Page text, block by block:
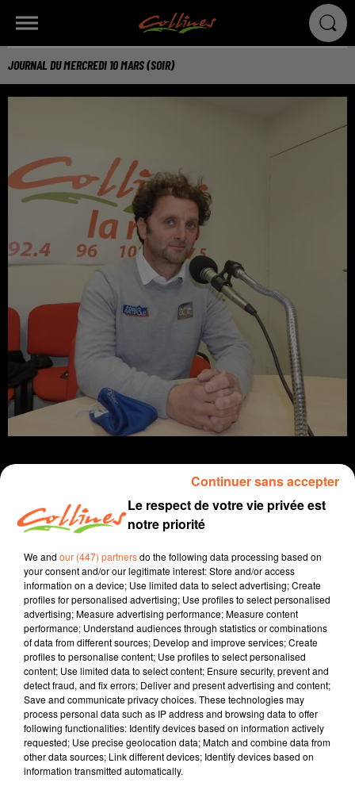
JOURNAL DU MERCREDI 10 MARS (SOIR)
infos
15 mars 2021 - 17 min 4 sec
JOURNAL DU MERCREDI 10 MARS (SOIR)
Fabien Gazeau
L'info près de chez vous
Présenté par Fabien Gazeau
- Avant de mettre le cap sur le studio de Collines,
Arnaud Boissières a rendu visite à son partenaire DPC
cet AM.
- Echappées Belles en Deux-Sèvres sera diffusée ce
samedi sur France 5. Un numéro très spécial pour
Le respect de votre vie privée est
notre priorité
We and our (447) partnersdo the following data processing based on
your consent and/or our legitimate interest: Store and/or access
information on a device; Use limited data to select advertising; Create
profiles for personalised advertising; Use profiles to select personalised
advertising; Measure advertising performance; Measure content
performance; Understand audiences through statistics or combinations
of data from different sources; Develop and improve services; Create
profiles to personalise content; Use profiles to select personalised
content; Use limited data to select content; Ensure security, prevent and
detect fraud, and fix errors; Deliver and present advertising and content;
Save and communicate privacy choices. These technologies may
process personal data such as IP address and browsing data to offer
following functionalities: Identify devices based on information actively
requested; Use precise geolocation data; Match and combine data from
other data sources; Link different devices; Identify devices based on
information transmitted automatically.
Continuer sans accepter